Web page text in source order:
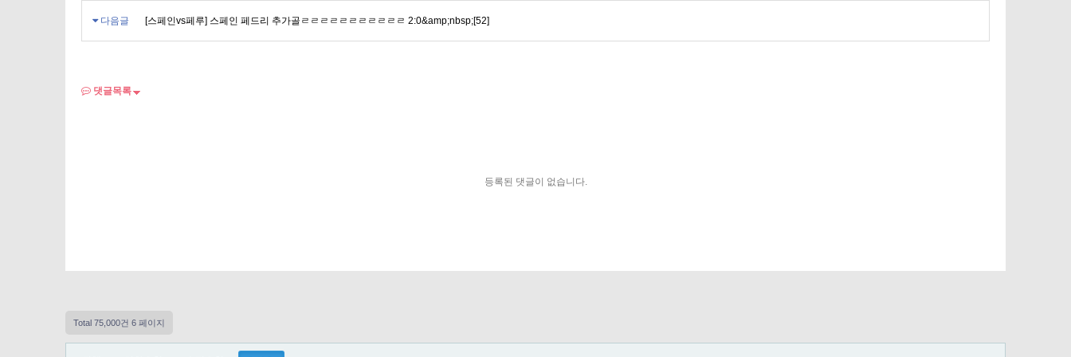
다음글 [스페인vs페루] 스페인 페드리 추가골ㄹㄹㄹㄹㄹㄹㄹㄹㄹㄹㄹ 2:0&amp;nbsp;[52]
댓글목록
등록된 댓글이 없습니다.
Total 75,000건 6 페이지